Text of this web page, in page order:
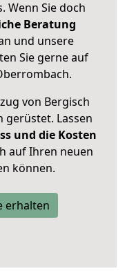
Wenn Sie doch
Beratung
und unsere
Sie gerne auf
von Bergisch
gerüstet. Lassen
und die Kosten
auf Ihren neuen
können.
erhalten